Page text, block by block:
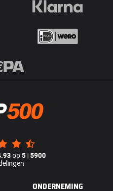
op5 |5900
ONDERNEMING